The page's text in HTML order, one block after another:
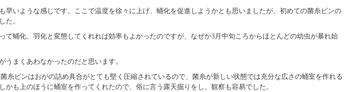
早いような感じです。ここで温度を徐々に上げ、蛹化を促進しようかとも思いましたが、初めての菌糸ビンの
た。
て蛹化、羽化と変態してくれれば効率もよかったのですが、なぜか3月中旬ころからほとんどの幼虫が暴れ始
うまくあわなかったのだと思います。
糸ビンはおがの詰め具合がとても堅く圧縮されているので、菌糸が新しい状態では充分な広さの蛹室を作れる
かも上のほうに蛹室を作ってくれたので、俗に言う露天掘りをし、観察も容易でした。